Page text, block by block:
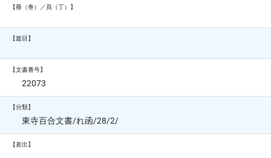
【冊（巻）／頁（丁）】
【篇目】
【文書番号】
22073
【分類】
東寺百合文書/れ函/28/2/
【差出】